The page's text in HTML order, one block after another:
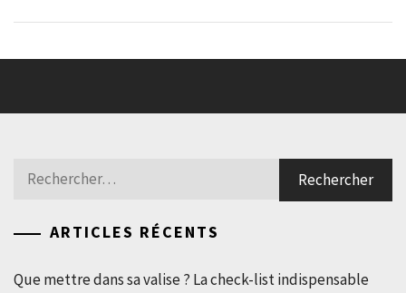
Rechercher :
ARTICLES RÉCENTS
Que mettre dans sa valise ? La check-list indispensable